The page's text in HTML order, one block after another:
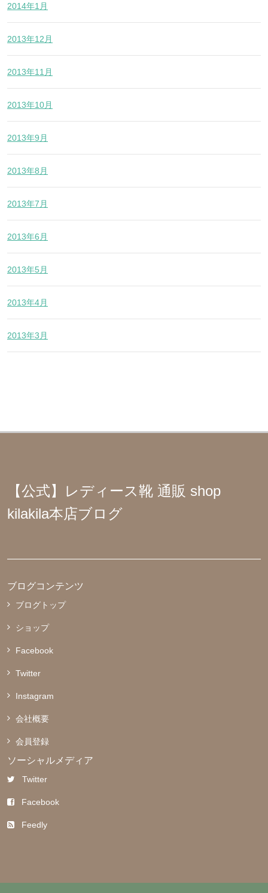
2014年1月
2013年12月
2013年11月
2013年10月
2013年9月
2013年8月
2013年7月
2013年6月
2013年5月
2013年4月
2013年3月
【公式】レディース靴 通販 shop
kilakila本店ブログ
ブログコンテンツ
ブログトップ
ショップ
Facebook
Twitter
Instagram
会社概要
会員登録
ソーシャルメディア
Twitter
Facebook
Feedly